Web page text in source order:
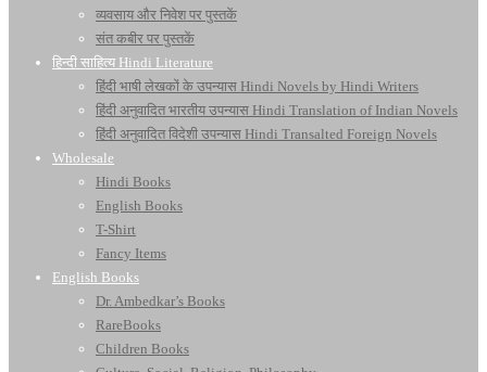
व्यवसाय और निवेश पर पुस्तकें
संत कबीर पर पुस्तकें
हिन्दी साहित्य Hindi Literature
हिंदी भाषी लेखकों के उपन्यास Hindi Novels by Hindi Writers
हिंदी अनुवादित भारतीय उपन्यास Hindi Translation of Indian Novels
हिंदी अनुवादित विदेशी उपन्यास Hindi Transalted Foreign Novels
Wholesale
Hindi Books
English Books
T-Shirt
Fancy Items
English Books
Dr. Ambedkar’s Books
RareBooks
Children Books